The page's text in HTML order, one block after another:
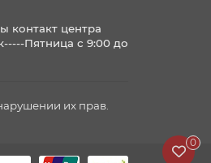
контакт центра
Пятница с 9:00 до
их прав.
0